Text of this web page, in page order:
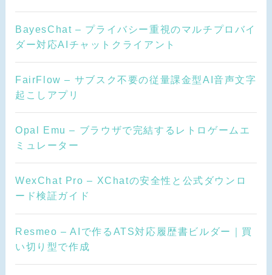
BayesChat – プライバシー重視のマルチプロバイ
ダー対応AIチャットクライアント
FairFlow – サブスク不要の従量課金型AI音声文字
起こしアプリ
Opal Emu – ブラウザで完結するレトロゲームエ
ミュレーター
WexChat Pro – XChatの安全性と公式ダウンロ
ード検証ガイド
Resmeo – AIで作るATS対応履歴書ビルダー｜買
い切り型で作成